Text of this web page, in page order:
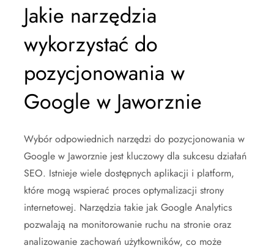
Jakie narzędzia
wykorzystać do
pozycjonowania w
Google w Jaworznie
Wybór odpowiednich narzędzi do pozycjonowania w
Google w Jaworznie jest kluczowy dla sukcesu działań
SEO. Istnieje wiele dostępnych aplikacji i platform,
które mogą wspierać proces optymalizacji strony
internetowej. Narzędzia takie jak Google Analytics
pozwalają na monitorowanie ruchu na stronie oraz
analizowanie zachowań użytkowników, co może